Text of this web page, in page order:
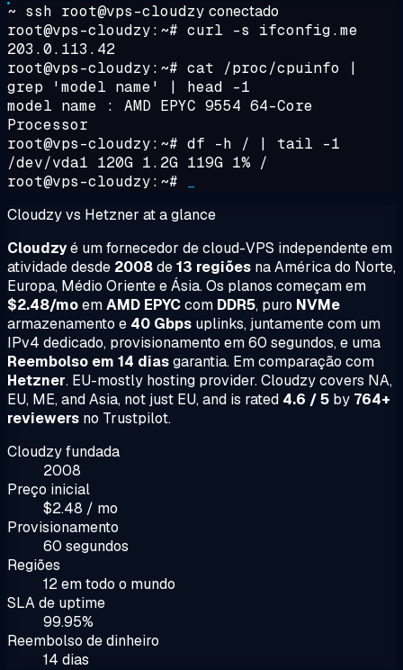
~ ssh root@vps-cloudzy conectado
root@vps-cloudzy:~# curl -s ifconfig.me
203.0.113.42
root@vps-cloudzy:~# cat /proc/cpuinfo |
grep 'model name' | head -1
model name : AMD EPYC 9554 64-Core
Processor
root@vps-cloudzy:~# df -h / | tail -1
/dev/vda1 120G 1.2G 119G 1% /
root@vps-cloudzy:~#
Cloudzy vs Hetzner at a glance
Cloudzyé um fornecedor de cloud-VPS independente em
atividade desde 2008de13 regiões na América do Norte,
Europa, Médio Oriente e Ásia. Os planos começam em
$2.48/moemAMD EPYCcom DDR5, puro NVMe
armazenamento e 40 Gbps uplinks, juntamente com um
IPv4 dedicado, provisionamento em 60 segundos, e uma
Reembolso em 14 diasgarantia. Em comparação com
Hetzner. EU-mostly hosting provider. Cloudzy covers NA,
EU, ME, and Asia, not just EU, and is rated 4.6 / 5 by 764+
reviewers no Trustpilot.
Cloudzy fundada
2008
Preço inicial
$2.48 / mo
Provisionamento
60 segundos
Regiões
12 em todo o mundo
SLA de uptime
99.95%
Reembolso de dinheiro
14 dias